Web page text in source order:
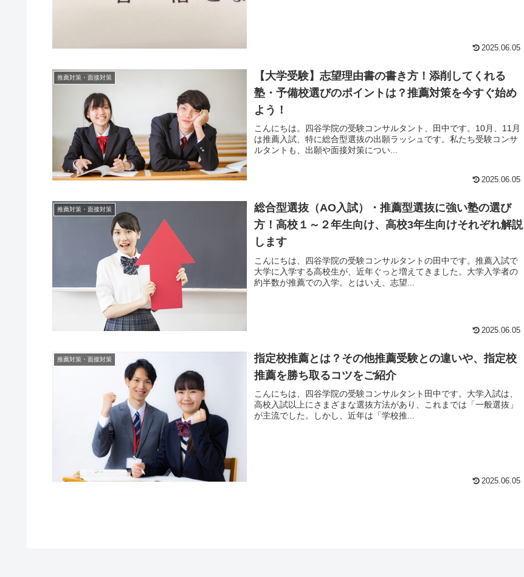
2025.06.05
推薦対策・面接対策
【大学受験】志望理由書の書き方！添削してくれる
塾・予備校選びのポイントは？推薦対策を今すぐ始め
よう！
こんにちは。四谷学院の受験コンサルタント、田中です。10月、11月
は推薦入試、特に総合型選抜の出願ラッシュです。私たち受験コンサ
ルタントも、出願や面接対策につい...
2025.06.05
推薦対策・面接対策
総合型選抜（AO入試）・推薦型選抜に強い塾の選び
方！高校１～２年生向け、高校3年生向けそれぞれ解説
します
こんにちは、四谷学院の受験コンサルタントの田中です。推薦入試で
大学に入学する高校生が、近年ぐっと増えてきました。大学入学者の
約半数が推薦での入学。とはいえ、志望...
2025.06.05
推薦対策・面接対策
指定校推薦とは？その他推薦受験との違いや、指定校
推薦を勝ち取るコツをご紹介
こんにちは、四谷学院の受験コンサルタント田中です。大学入試は、
高校入試以上にさまざまな選抜方法があり、これまでは「一般選抜」
が主流でした。しかし、近年は「学校推...
2025.06.05